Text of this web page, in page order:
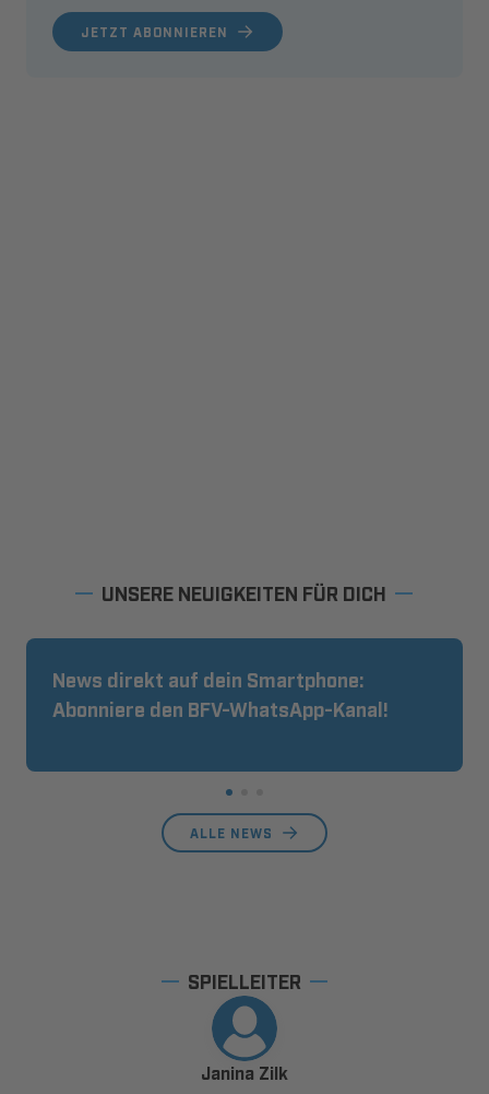
JETZT ABONNIEREN
UNSERE NEUIGKEITEN FÜR DICH
News direkt auf dein Smartphone:
Abonniere den BFV-WhatsApp-Kanal!
ALLE NEWS
SPIELLEITER
Janina Zilk